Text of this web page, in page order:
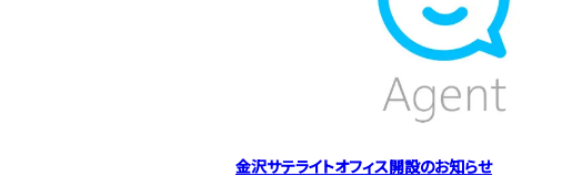
金沢サテライトオフィス開設のお知らせ